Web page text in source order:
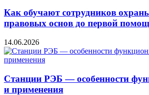
Как обучают сотрудников
правовых основ до первой
14.06.2026
Станции РЭБ — особенности
и применения